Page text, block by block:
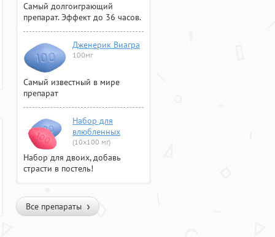
Самый долгоиграющий
препарат. Эффект до 36 часов.
Дженерик Виагра
100мг
Самый известный в мире
препарат
Набор для
влюбленных
(10х100 мг)
Набор для двоих, добавь
страсти в постель!
Все препараты